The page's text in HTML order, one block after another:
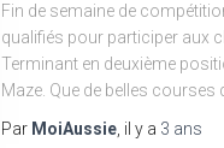
Fin de semaine de
qualifiés pour participer aux
Terminant en deuxième
Maze. Que de belles courses
Par MoiAussie , il y a 3 ans